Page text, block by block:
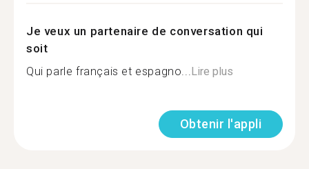
Je veux un partenaire de conversation qui
soit
Qui parle français et espagno...Lire plus
Obtenir l'appli